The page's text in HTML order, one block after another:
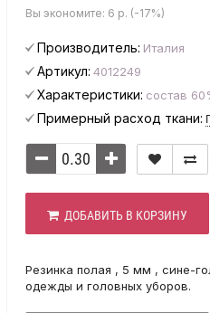
Вы экономите: 6 р. (-17%)
Производитель: Италия
Артикул: 4012249
Характеристики: состав
Примерный расход ткани:
ДОБАВИТЬ В КОРЗИНУ
Резинка полая , 5 мм , сине-
одежды и головных уборов.